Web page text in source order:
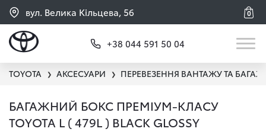
вул. Велика Кільцева, 56 0
+38 044 591 50 04
TOYOTA ❯ АКСЕСУАРИ ❯ ПЕРЕВЕЗЕННЯ ВАНТАЖУ ТА
БАГАЖНИЙ БОКС ПРЕМІУМ-КЛАСУ
TOYOTA L ( 479L ) BLACK GLOSSY